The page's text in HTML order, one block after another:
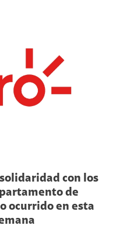
con los
de
ocurrido en esta